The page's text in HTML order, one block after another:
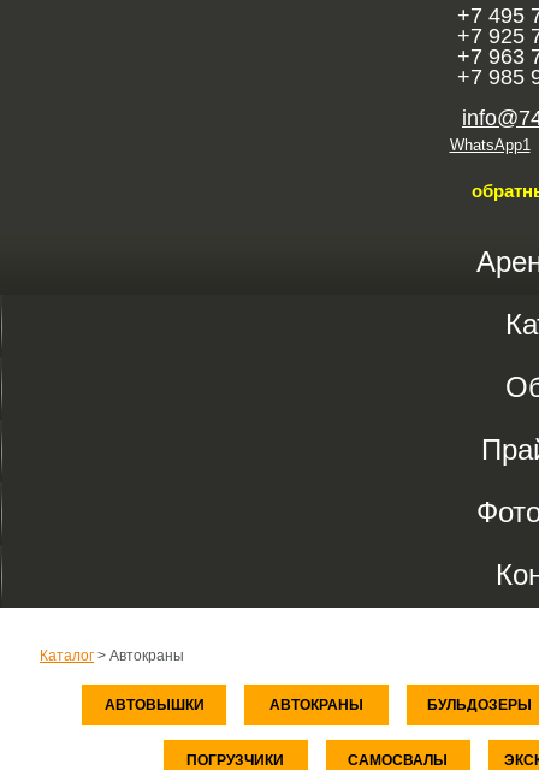
+7 495
+7 925
+7 963
+7 985
WhatsApp1
Каталог > Автокраны
АВТОВЫШКИ АВТОКРАНЫ БУЛЬДОЗЕРЫ
ПОГРУЗЧИКИ САМОСВАЛЫ